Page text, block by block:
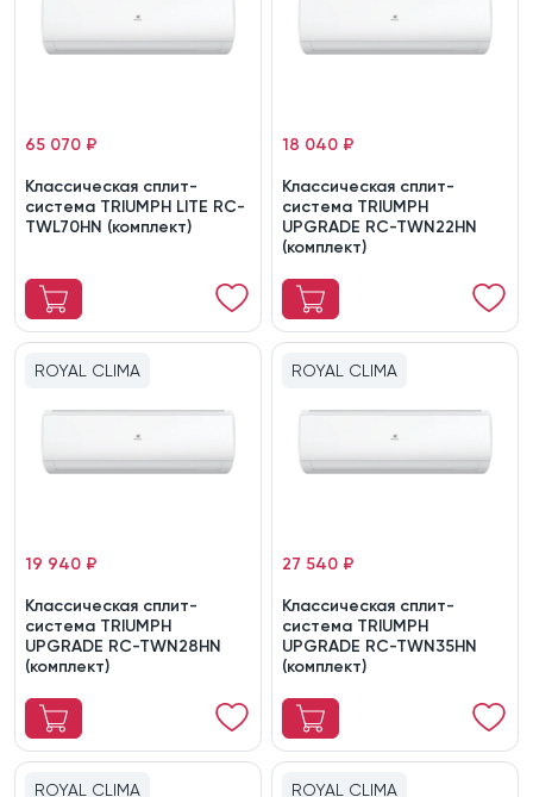
Классическая сплит-
система TRIUMPH LITE RC-
TWL70HN (комплект)
65 070 ₽
Классическая сплит-
система TRIUMPH
UPGRADE RC-TWN22HN
(комплект)
18 040 ₽
ROYAL CLIMA
Классическая сплит-
система TRIUMPH
UPGRADE RC-TWN28HN
(комплект)
19 940 ₽
ROYAL CLIMA
Классическая сплит-
система TRIUMPH
UPGRADE RC-TWN35HN
(комплект)
27 540 ₽
ROYAL CLIMA ROYAL CLIMA